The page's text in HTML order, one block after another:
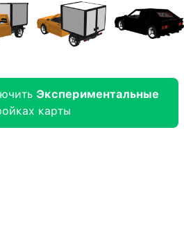
Экспериментальные
карты